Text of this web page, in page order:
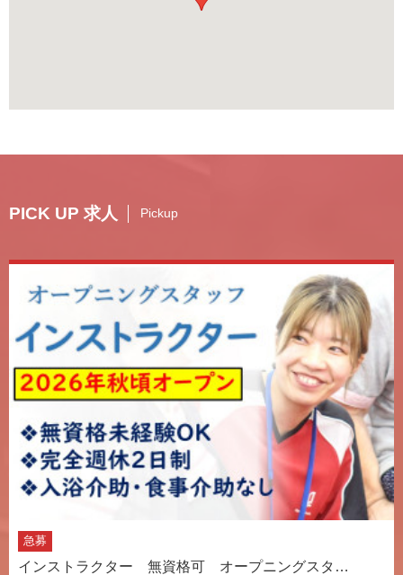
PICK UP 求人 Pickup
急募
インストラクター 無資格可 オープニングスタ…